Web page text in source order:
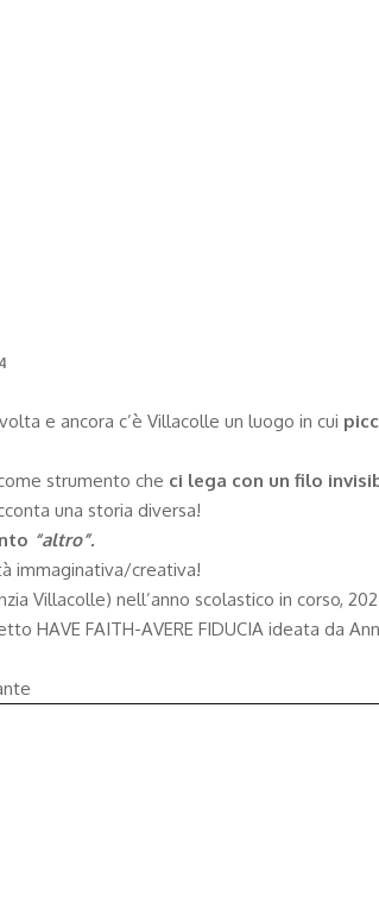
e ancora c’è Villacolle un luogo in cui
strumento che ci lega con un filo
una storia diversa!
“altro”.
immaginativa/creativa!
Villacolle) nell’anno scolastico in corso,
HAVE FAITH-AVERE FIDUCIA ideata da